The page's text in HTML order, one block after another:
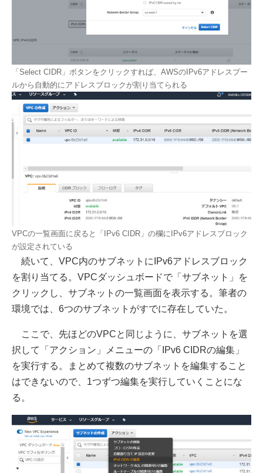
「Select CIDR」ボタンをクリックすれば、AWSのIPv6アドレスプー
ルから自動的にアドレスブロックが割り当てられる
VPCの一覧画面に戻ると「IPv6 CIDR」の欄にIPv6アドレスブロック
が設定されている
続いて、VPC内のサブネットにIPv6アドレスブロック
を割り当てる。VPCダッシュボードで「サブネット」を
クリックし、サブネットの一覧画面を表示する。筆者の
環境では、6つのサブネットがすでに存在していた。
ここで、先ほどのVPCと同じように、サブネットを選
択して「アクション」メニューの「IPv6 CIDRの編集」
を実行する。まとめて複数のサブネットを編集すること
はできないので、1つずつ編集を実行していくことにな
る。